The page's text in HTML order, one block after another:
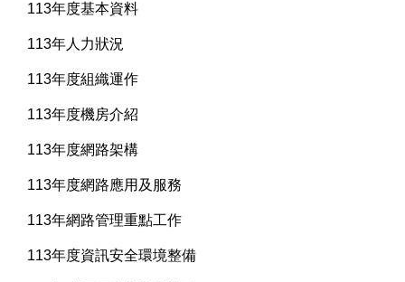
113年度基本資料
113年人力狀況
113年度組織運作
113年度機房介紹
113年度網路架構
113年度網路應用及服務
113年網路管理重點工作
113年度資訊安全環境整備